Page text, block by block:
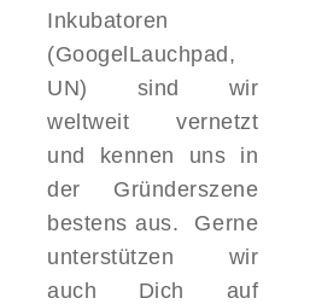
Inkubatoren
(GoogelLauchpad,
UN) sind wir
weltweit vernetzt
und kennen uns in
der Gründerszene
bestens aus. Gerne
unterstützen wir
auch Dich auf